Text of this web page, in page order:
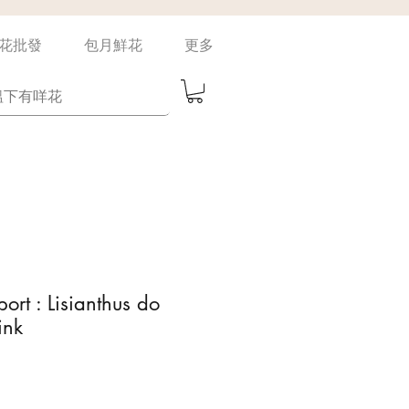
批發 包月鮮花 更多
: Lisianthus do